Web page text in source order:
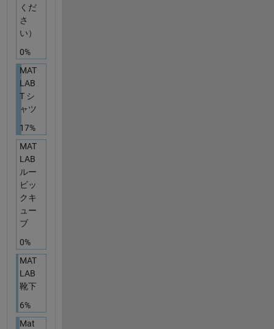
くだ
さ
い）
0%
MAT
LAB
T シ
ャツ
17%
MAT
LAB
ルー
ビッ
クキ
ュー
ブ
0%
MAT
LAB
靴下
6%
Mat